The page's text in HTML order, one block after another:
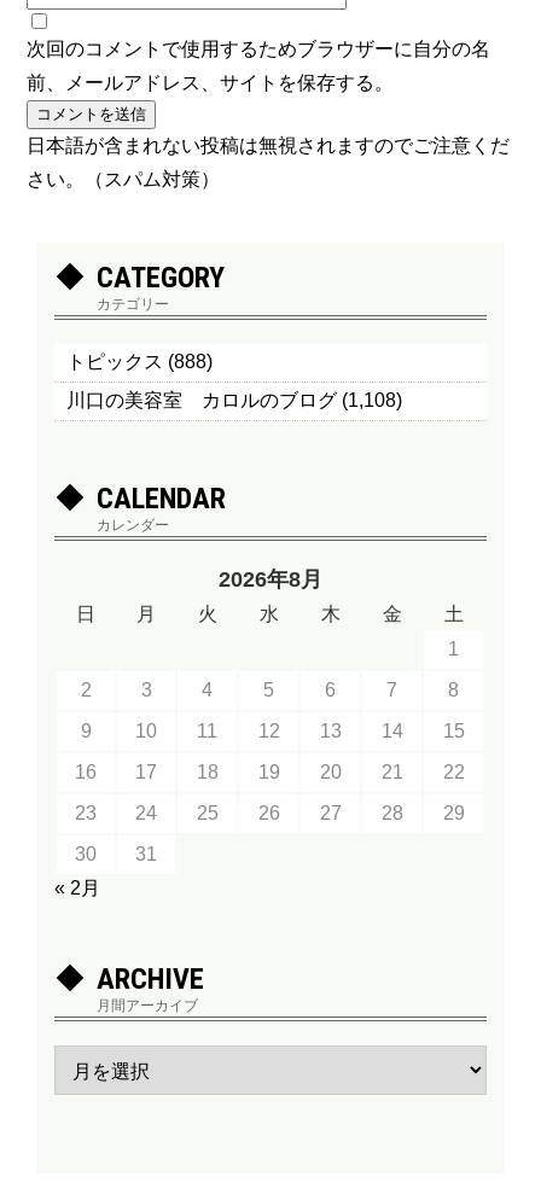
次回のコメントで使用するためブラウザーに自分の名
前、メールアドレス、サイトを保存する。
日本語が含まれない投稿は無視されますのでご注意くだ
さい。（スパム対策）
CATEGORY
カテゴリー
トピックス (888)
川口の美容室 カロルのブログ (1,108)
CALENDAR
カレンダー
2026年8月
日 月 火 水 木 金
土
1
2
3 4 5 6 7
8
9
10 11 12 13 14
15
16
17 18 19 20 21
22
23
24 25 26 27 28
29
30
31
« 2月
ARCHIVE
月間アーカイブ